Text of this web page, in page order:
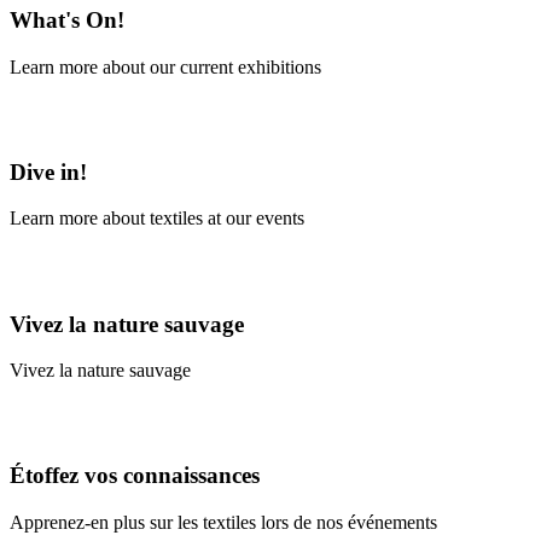
What's On!
Learn more about our current exhibitions
Dive in!
Learn more about textiles at our events
Vivez la nature sauvage
Vivez la nature sauvage
Étoffez vos connaissances
Apprenez-en plus sur les textiles lors de nos événements